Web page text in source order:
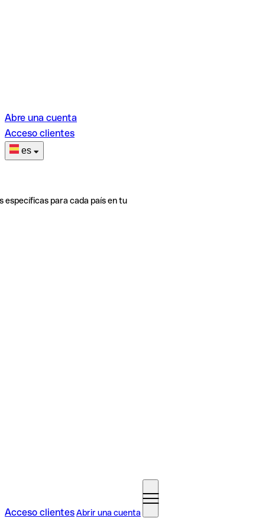
Abre una cuenta
Acceso clientes
es
específicas para cada país en tu
Acceso clientesAbrir una cuenta